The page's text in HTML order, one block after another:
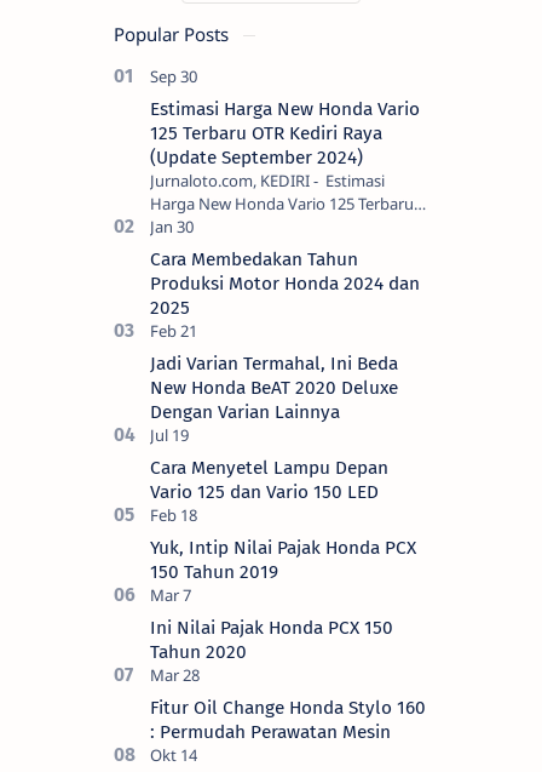
Popular Posts
Estimasi Harga New Honda Vario
125 Terbaru OTR Kediri Raya
(Update September 2024)
Jurnaloto.com, KEDIRI - Estimasi
Harga New Honda Vario 125 Terbaru
OTR Kediri Raya (Update September
2024) Brosis sekalian, PT Astra Honda
Motor (AH…
Cara Membedakan Tahun
Produksi Motor Honda 2024 dan
2025
Jadi Varian Termahal, Ini Beda
New Honda BeAT 2020 Deluxe
Dengan Varian Lainnya
Cara Menyetel Lampu Depan
Vario 125 dan Vario 150 LED
Yuk, Intip Nilai Pajak Honda PCX
150 Tahun 2019
Ini Nilai Pajak Honda PCX 150
Tahun 2020
Fitur Oil Change Honda Stylo 160
: Permudah Perawatan Mesin